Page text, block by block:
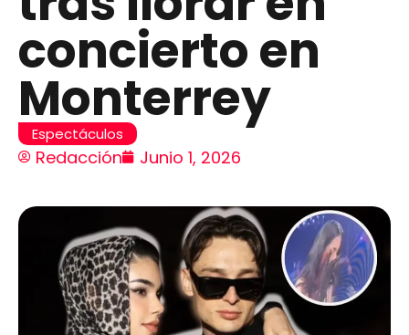
concierto en
Monterrey
Espectáculos
Redacción Junio 1, 2026